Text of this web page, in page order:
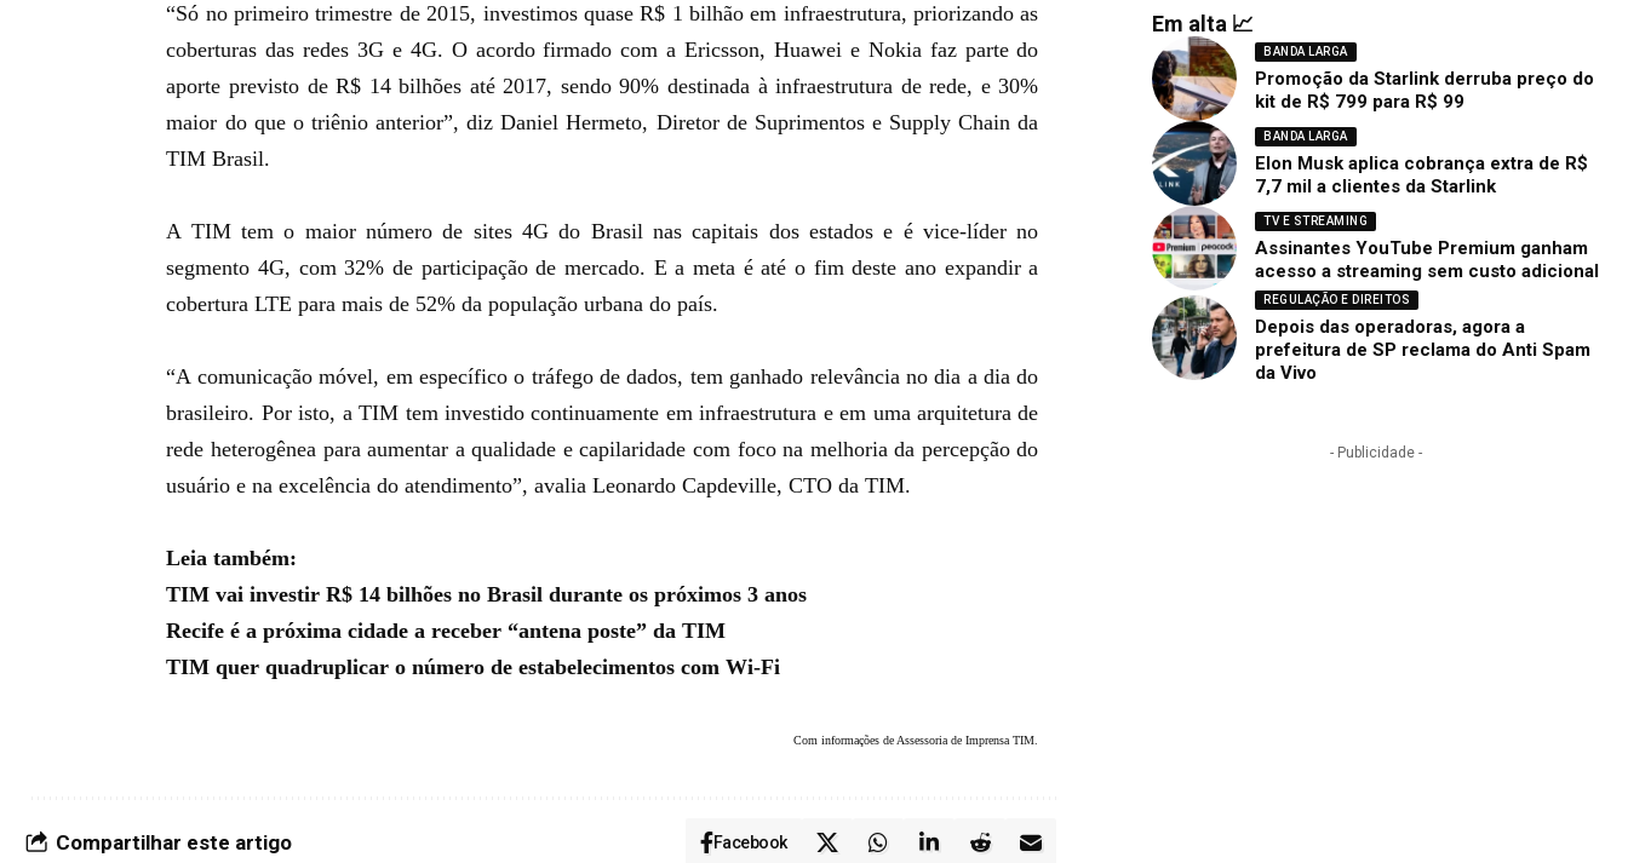
“Só no primeiro trimestre de 2015, investimos quase R$ 1 bilhão em infraestrutura, priorizando as
coberturas das redes 3G e 4G. O acordo firmado com a Ericsson, Huawei e Nokia faz parte do
aporte previsto de R$ 14 bilhões até 2017, sendo 90% destinada à infraestrutura de rede, e 30%
maior do que o triênio anterior”, diz Daniel Hermeto, Diretor de Suprimentos e Supply Chain da
TIM Brasil.
A TIM tem o maior número de sites 4G do Brasil nas capitais dos estados e é vice-líder no
segmento 4G, com 32% de participação de mercado. E a meta é até o fim deste ano expandir a
cobertura LTE para mais de 52% da população urbana do país.
“A comunicação móvel, em específico o tráfego de dados, tem ganhado relevância no dia a dia do
brasileiro. Por isto, a TIM tem investido continuamente em infraestrutura e em uma arquitetura de
rede heterogênea para aumentar a qualidade e capilaridade com foco na melhoria da percepção do
usuário e na excelência do atendimento”, avalia Leonardo Capdeville, CTO da TIM.
Leia também:
TIM vai investir R$ 14 bilhões no Brasil durante os próximos 3 anos
Recife é a próxima cidade a receber “antena poste” da TIM
TIM quer quadruplicar o número de estabelecimentos com Wi-Fi
Com informações de Assessoria de Imprensa TIM.
Compartilhar este artigo Facebook
Em alta 📈
BANDA LARGA
Promoção da Starlink derruba preço do
kit de R$ 799 para R$ 99
BANDA LARGA
Elon Musk aplica cobrança extra de R$
7,7 mil a clientes da Starlink
TV E STREAMING
Assinantes YouTube Premium ganham
acesso a streaming sem custo adicional
REGULAÇÃO E DIREITOS
Depois das operadoras, agora a
prefeitura de SP reclama do Anti Spam
da Vivo
- Publicidade -